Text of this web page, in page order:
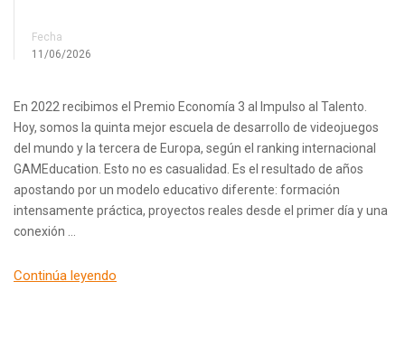
Fecha
11/06/2026
En 2022 recibimos el Premio Economía 3 al Impulso al Talento.
Hoy, somos la quinta mejor escuela de desarrollo de videojuegos
del mundo y la tercera de Europa, según el ranking internacional
GAMEducation. Esto no es casualidad. Es el resultado de años
apostando por un modelo educativo diferente: formación
intensamente práctica, proyectos reales desde el primer día y una
conexión …
Continúa leyendo